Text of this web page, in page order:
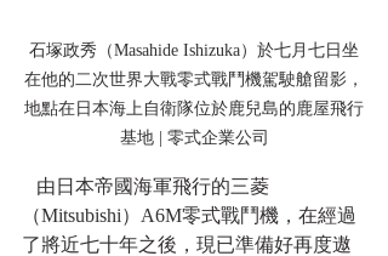
石塚政秀（Masahide Ishizuka）於七月七日坐
在他的二次世界大戰零式戰鬥機駕駛艙留影，
地點在日本海上自衛隊位於鹿兒島的鹿屋飛行
基地 | 零式企業公司
（Mitsubishi）A6M零式戰鬥機，在經過
了將近七十年之後，現已準備好再度遨